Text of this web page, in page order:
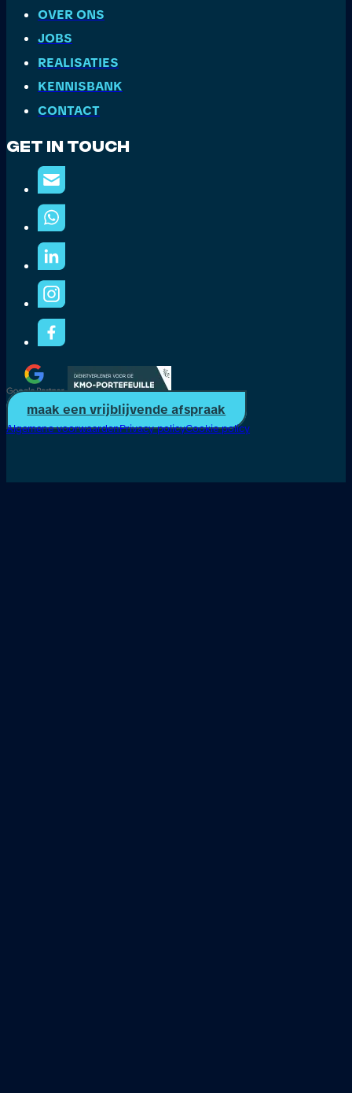
OVER ONS
JOBS
REALISATIES
KENNISBANK
CONTACT
Get In Touch
maak een vrijblijvende afspraak
Algemene voorwaardenPrivacy policyCookie policy